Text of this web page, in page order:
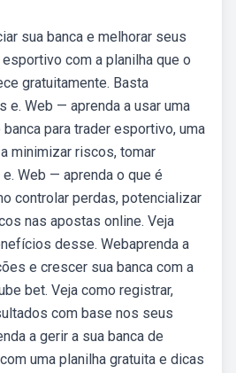
sua banca e melhorar seus
com a planilha que o
gratuitamente. Basta
e. Web — aprenda a usar uma
para trader esportivo, uma
minimizar riscos, tomar
Web — aprenda o que é
controlar perdas, potencializar
nas apostas online. Veja
desse. Webaprenda a
e crescer sua banca com a
bet. Veja como registrar,
com base nos seus
a gerir a sua banca de
uma planilha gratuita e dicas